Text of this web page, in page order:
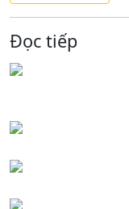
Đọc tiếp